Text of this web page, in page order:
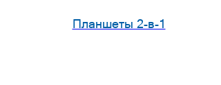
Планшеты 2-в-1